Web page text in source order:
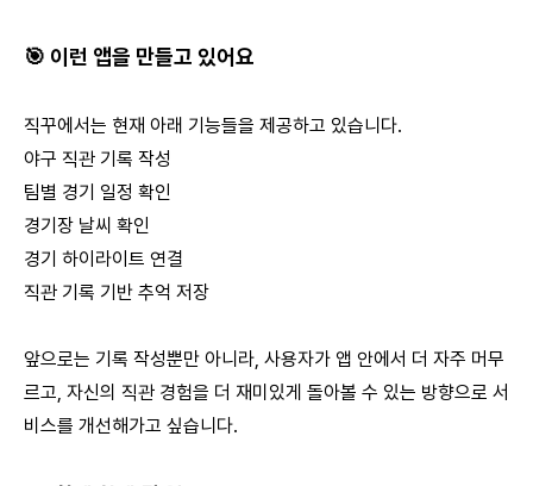
🎯 이런 앱을 만들고 있어요
직꾸에서는 현재 아래 기능들을 제공하고 있습니다.
야구 직관 기록 작성
팀별 경기 일정 확인
경기장 날씨 확인
경기 하이라이트 연결
직관 기록 기반 추억 저장
앞으로는 기록 작성뿐만 아니라, 사용자가 앱 안에서 더 자주 머무
르고, 자신의 직관 경험을 더 재미있게 돌아볼 수 있는 방향으로 서
비스를 개선해가고 싶습니다.